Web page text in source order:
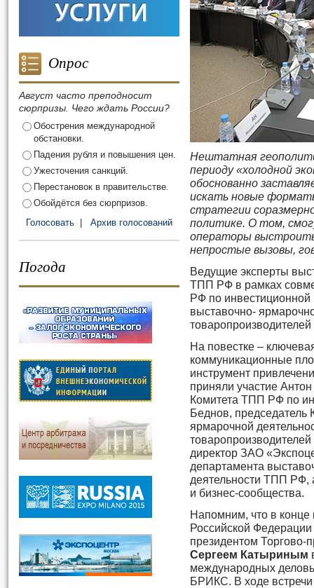
Опрос
Август часто преподносит
сюрпризы. Чего ждать России?
Обострения международной
обстановки.
Падения рубля и повышения цен.
Ужесточения санкций.
Перестановок в правительстве.
Обойдётся без сюрпризов.
Голосовать
Архив голосований
Погода
Нештатная
периоду «холодной
обоснованно
искать новые
стратегии
политике. О том,
операторы
непростые вызовы,
Ведущие эксперты
ТПП РФ в рамках
РФ по
выставочно-
товаропроизводителей
На повестке –
коммуникационные
инструмент
приняли участие
Комитета ТПП РФ по
Беднов,
ярмарочной
директор ЗАО
департамента
деятельности ТПП РФ,
и бизнес-сообщества.
Напомним, что в конце
Российской Федерации
президентом
Сергеем Катыриным
международных
БРИКС. В ходе